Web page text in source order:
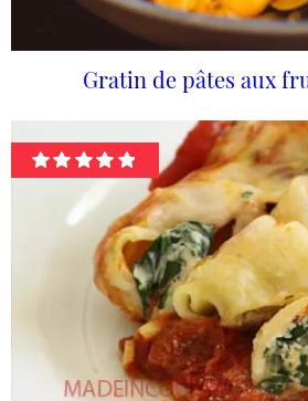
Gratin de pâtes aux